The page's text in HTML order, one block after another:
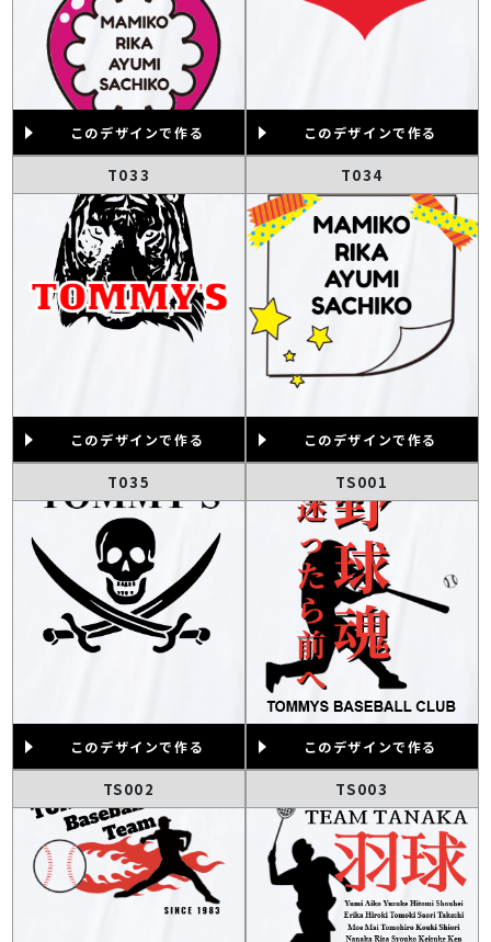
このデザインで作る このデザインで作る
T033
このデザインで作る
T034
このデザインで作る
T035
このデザインで作る
TS001
このデザインで作る
TS002 TS003